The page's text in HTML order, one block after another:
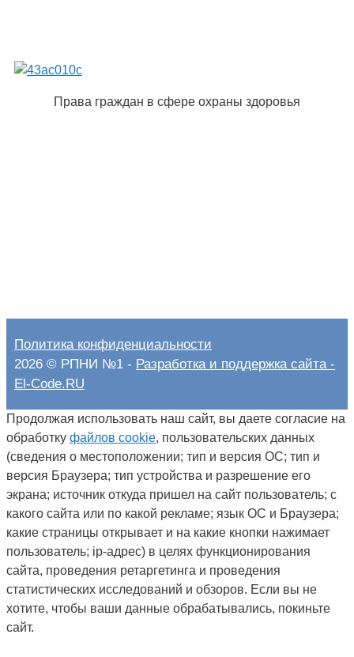
Права граждан в сфере охраны здоровья
Политика конфиденциальности
2026 © РПНИ №1 - Разработка и поддержка сайта -
El-Code.RU
Продолжая использовать наш сайт, вы даете согласие на
обработку файлов cookie, пользовательских данных
(сведения о местоположении; тип и версия ОС; тип и
версия Браузера; тип устройства и разрешение его
экрана; источник откуда пришел на сайт пользователь; с
какого сайта или по какой рекламе; язык ОС и Браузера;
какие страницы открывает и на какие кнопки нажимает
пользователь; ip-адрес) в целях функционирования
сайта, проведения ретаргетинга и проведения
статистических исследований и обзоров. Если вы не
хотите, чтобы ваши данные обрабатывались, покиньте
сайт.